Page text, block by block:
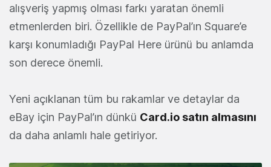
alışveriş yapmış olması farkı yaratan önemli
etmenlerden biri. Özellikle de PayPal’ın Square’e
karşı konumladığı PayPal Here ürünü bu anlamda
son derece önemli.
Yeni açıklanan tüm bu rakamlar ve detaylar da
eBay için PayPal’ın dünkü Card.io satın almasını
da daha anlamlı hale getiriyor.